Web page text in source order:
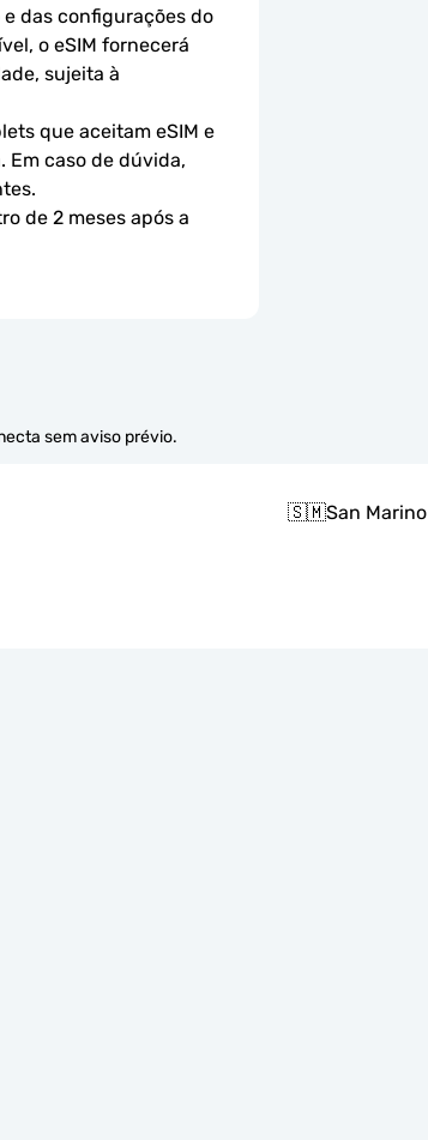
das configurações do
o eSIM fornecerá
sujeita à
que aceitam eSIM e
Em caso de dúvida,
de 2 meses após a
sem aviso prévio.
🇸🇲San Marino